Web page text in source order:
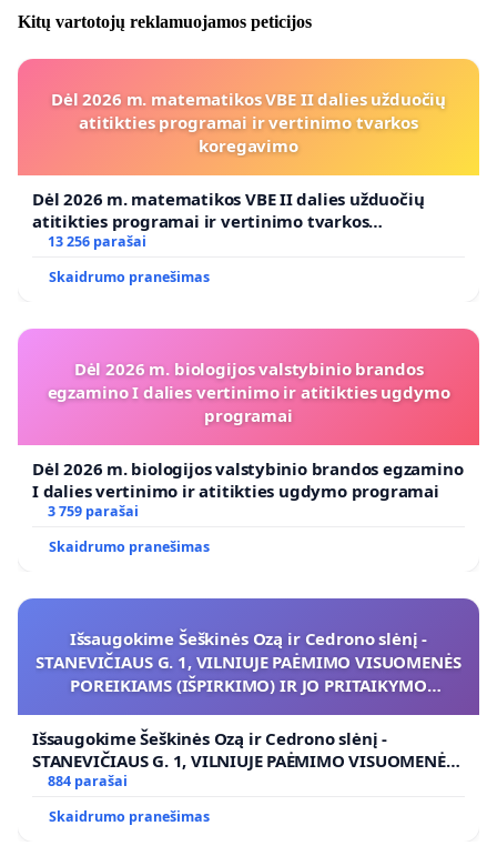
Kitų vartotojų reklamuojamos peticijos
Dėl 2026 m. matematikos VBE II dalies užduočių
atitikties programai ir vertinimo tvarkos
koregavimo
Dėl 2026 m. matematikos VBE II dalies užduočių
atitikties programai ir vertinimo tvarkos
koregavimo
13 256 parašai
Skaidrumo pranešimas
Dėl 2026 m. biologijos valstybinio brandos
egzamino I dalies vertinimo ir atitikties ugdymo
programai
Dėl 2026 m. biologijos valstybinio brandos egzamino
I dalies vertinimo ir atitikties ugdymo programai
3 759 parašai
Skaidrumo pranešimas
Išsaugokime Šeškinės Ozą ir Cedrono slėnį -
STANEVIČIAUS G. 1, VILNIUJE PAĖMIMO VISUOMENĖS
POREIKIAMS (IŠPIRKIMO) IR JO PRITAIKYMO
Išsaugokime Šeškinės Ozą ir Cedrono slėnį -
STANEVIČIAUS G. 1, VILNIUJE PAĖMIMO VISUOMENĖS
POREIKIAMS (IŠPIRKIMO) IR JO PRITAIKYMO VIEŠAJAI
884 parašai
Skaidrumo pranešimas